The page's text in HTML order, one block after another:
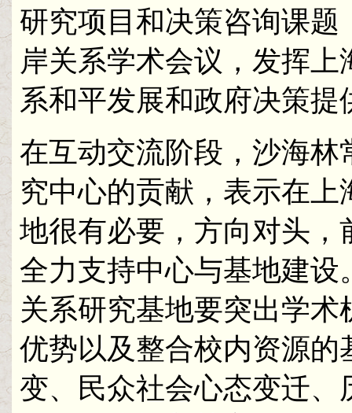
研究项目和决策咨询课
岸关系学术会议，发挥
系和平发展和政府决策提
在互动交流阶段，沙海
究中心的贡献，表示在
地很有必要，方向对头
全力支持中心与基地建
关系研究基地要突出学
优势以及整合校内资源
变、民众社会心态变迁